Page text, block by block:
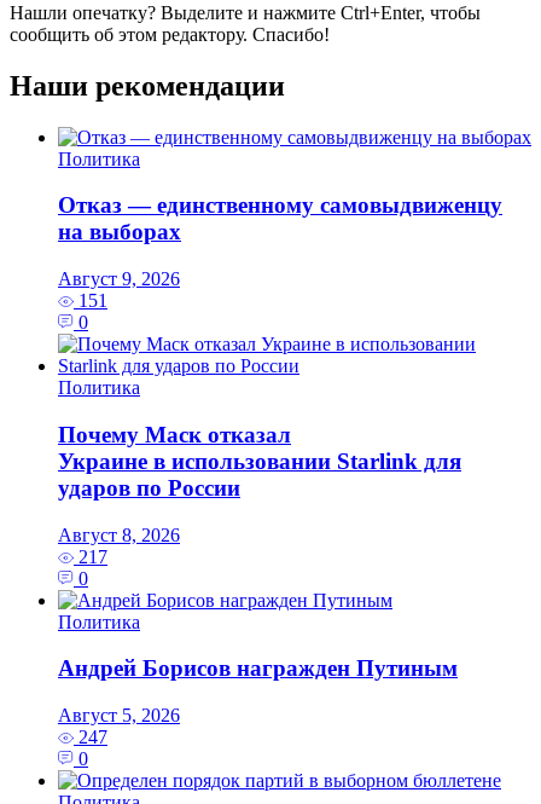
Нашли опечатку? Выделите и нажмите Ctrl+Enter, чтобы
сообщить об этом редактору. Спасибо!
Наши рекомендации
Политика
Отказ — единственному самовыдвиженцу
на выборах
Август 9, 2026
151
0
Политика
Почему Маск отказал
Украине в использовании Starlink для
ударов по России
Август 8, 2026
217
0
Политика
Андрей Борисов награжден Путиным
Август 5, 2026
247
0